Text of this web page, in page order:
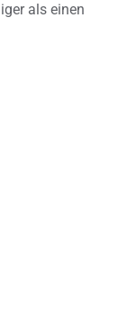
als einen